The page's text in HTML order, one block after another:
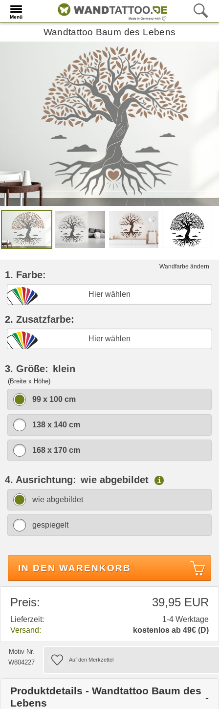
Menü
Wandtattoo Baum des Lebens
Wandfarbe ändern
1. Farbe:
Hier wählen
2. Zusatzfarbe:
Hier wählen
3. Größe: klein
(Breite x Höhe)
99 x 100 cm
138 x 140 cm
168 x 170 cm
4. Ausrichtung: wie abgebildet i
wie abgebildet
gespiegelt
IN DEN WARENKORB
Preis: 39,95 EUR
Lieferzeit:
1-4 Werktage
Versand:
kostenlos ab 49€ (D)
Motiv Nr.
W804227
Produktdetails - Wandtattoo Baum des
Lebens